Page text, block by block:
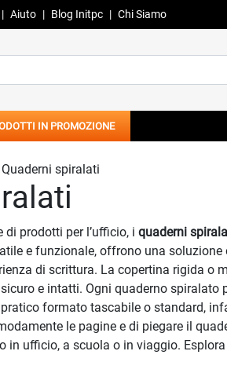
| Aiuto | Blog Initpc | Chi Siamo
IN PROMOZIONE
spiralati
di prodotti per l’ufficio, i quaderni
e funzionale, offrono una
di scrittura. La copertina rigida
e intatti. Ogni quaderno spiralato
formato tascabile o standard,
le pagine e di piegare il
in ufficio, a scuola o in viaggio.